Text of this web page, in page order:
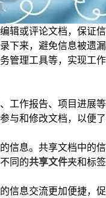
辑或评论文档，保证
下来，避免信息被遗漏
管理工具等，实现工
工作报告、项目进展
与和修改文档，以便
信息。共享文档中的
同的共享文件夹和标
信息交流更加便捷，